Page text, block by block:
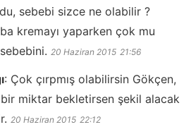
sebebi sizce ne olabilir ?
kremayı yaparken çok mu
20 Haziran 2015 21:56
: Çok çırpmış olabilirsin Gökçen,
bir miktar bekletirsen şekil alacak
20 Haziran 2015 22:12